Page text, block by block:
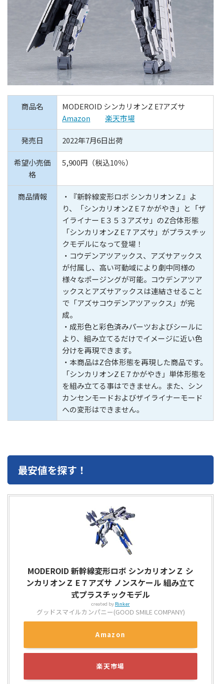
商品名
MODEROID シンカリオンZ E7アズサ
Amazon
楽天市場
発売日 2022年7月6日出荷
希望小売価
格
5,900円（税込10％）
商品情報
・『新幹線変形ロボ シンカリオンＺ』よ
り、「シンカリオンZ E７かがやき」と「ザ
イライナー E３５３アズサ」のZ合体形態
「シンカリオンZ E７アズサ」がプラスチッ
クモデルになって登場！
・コウデンアツアックス、アズサアックス
が付属し、高い可動域により劇中同様の
様々なポージングが可能。コウデンアツア
ックスとアズサアックスは連結させること
で「アズサコウデンアツアックス」が完
成。
・成形色と彩色済みパーツおよびシールに
より、組み立てるだけでイメージに近い色
分けを再現できます。
・本商品はZ合体形態を再現した商品です。
「シンカリオンZ E７かがやき」単体形態を
を組み立てる事はできません。また、シン
カンセンモードおよびザイライナーモード
への変形はできません。
最安値を探す！
MODEROID 新幹線変形ロボ シンカリオンＺ シ
ンカリオンＺ E７アズサ ノンスケール 組み立て
式プラスチックモデル
created by Rinker
グッドスマイルカンパニー(GOOD SMILE COMPANY)
Amazon
楽天市場